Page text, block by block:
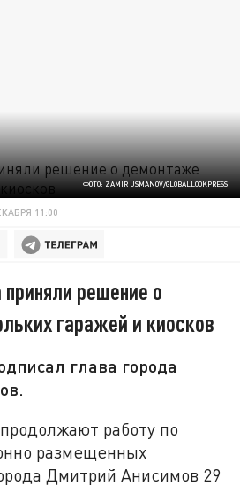
ФОТО: ZAMIR USMANOV/GLOBALLOOKPRESS
11:00
решение о
гаражей и киосков
глава города
работу по
размещенных
Дмитрий Анисимов 29